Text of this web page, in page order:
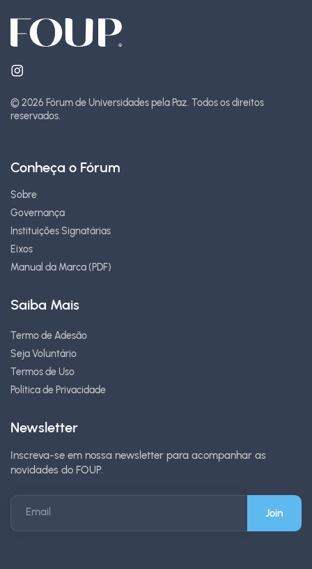
© 2026 Fórum de Universidades pela Paz. Todos os direitos
reservados.
Conheça o Fórum
Sobre
Governança
Instituições Signatárias
Eixos
Manual da Marca (PDF)
Saiba Mais
Termo de Adesão
Seja Voluntário
Termos de Uso
Política de Privacidade
Newsletter
Inscreva-se em nossa newsletter para acompanhar as
novidades do FOUP.
Email